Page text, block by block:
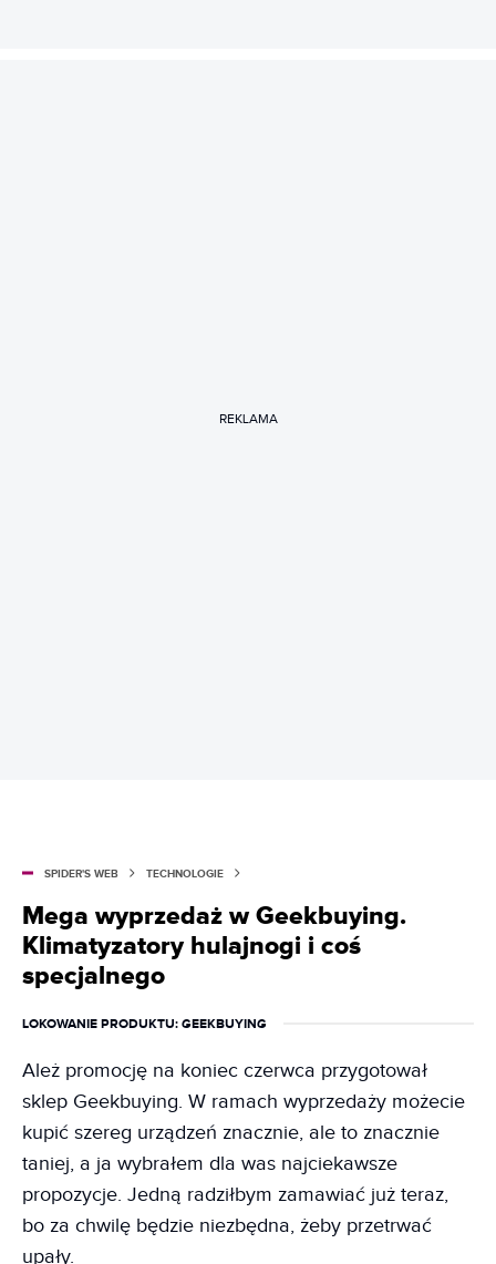
REKLAMA
SPIDER'S WEB TECHNOLOGIE
Mega wyprzedaż w Geekbuying.
Klimatyzatory hulajnogi i coś
specjalnego
LOKOWANIE PRODUKTU: GEEKBUYING
Ależ promocję na koniec czerwca przygotował
sklep Geekbuying. W ramach wyprzedaży możecie
kupić szereg urządzeń znacznie, ale to znacznie
taniej, a ja wybrałem dla was najciekawsze
propozycje. Jedną radziłbym zamawiać już teraz,
bo za chwilę będzie niezbędna, żeby przetrwać
upały.